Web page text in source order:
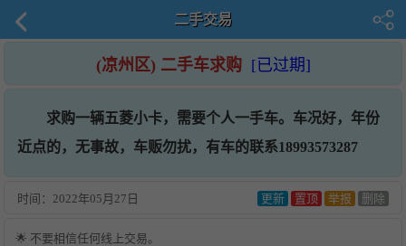
二手交易
(凉州区) 二手车求购 [已过期]
求购一辆五菱小卡，需要个人一手车。车况好，年份
近点的，无事故，车贩勿扰，有车的联系18993573287
时间： 2022年05月27日 更新 置顶 举报 删除
🌟 不要相信任何线上交易。